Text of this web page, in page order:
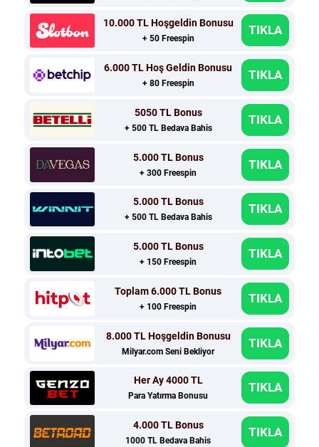
10.000 TL Hoşgeldin Bonusu
+ 50 Freespin
TIKLA
6.000 TL Hoş Geldin Bonusu
+ 80 Freespin
TIKLA
5050 TL Bonus
+ 500 TL Bedava Bahis
TIKLA
5.000 TL Bonus
+ 300 Freespin
TIKLA
5.000 TL Bonus
+ 500 TL Bedava Bahis
TIKLA
5.000 TL Bonus
+ 150 Freespin
TIKLA
Toplam 6.000 TL Bonus
+ 100 Freespin
TIKLA
8.000 TL Hoşgeldin Bonusu
Milyar.com Seni Bekliyor
TIKLA
Her Ay 4000 TL
Para Yatırma Bonusu
TIKLA
4.000 TL Bonus
1000 TL Bedava Bahis
TIKLA